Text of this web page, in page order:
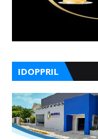
IDOPPRIL